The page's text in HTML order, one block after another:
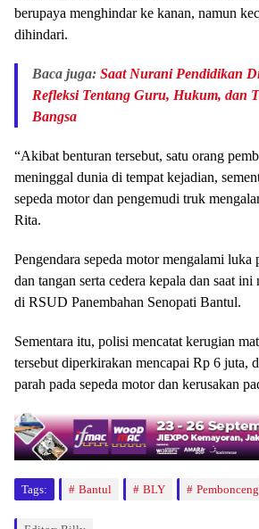
berupaya menghindar ke kanan, namun
dihindari.
Baca juga: Saat Nurani Pendidikan
Refleksi Tentang Guru, Hukum, dan
Bangsa
“Akibat benturan tersebut, satu orang
meninggal dunia di tempat kejadian,
sepeda motor dan pengemudi truk
Rita.
Pengendara sepeda motor mengalami luka
dan tangan serta cedera kepala dan saat
di RSUD Panembahan Senopati Bantul.
Sementara itu, polisi mencatat kerugian
tersebut diperkirakan mencapai Rp 6 juta,
parah pada sepeda motor dan kerusakan
Tags: Bantul BLY